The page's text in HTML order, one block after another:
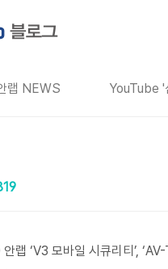
랩 NEWS YouTube '
랩 ‘V3 모바일 시큐리티’,